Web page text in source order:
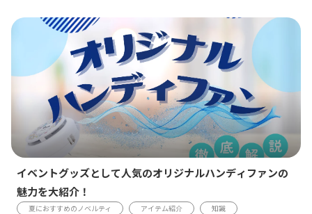
イベントグッズとして人気のオリジナルハンディファンの
魅力を大紹介！
夏におすすめのノベルティ アイテム紹介 知識